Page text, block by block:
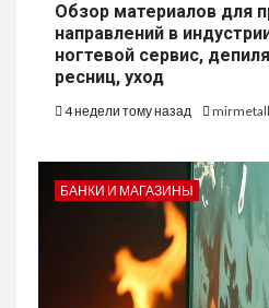
Обзор материалов для
направлений в
ногтевой сервис,
ресниц, уход
4 недели тому назад
БАНКИ И МАГАЗИНЫ